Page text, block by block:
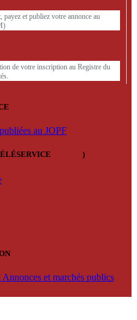
payez et publiez votre annonce au
de votre inscription au Registre du
au JOPF
)
et marchés publics